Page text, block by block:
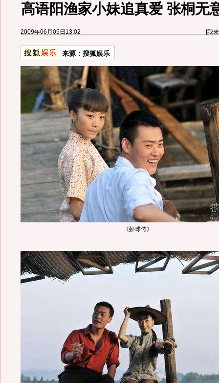
高语阳渔家小妹追真爱 张桐无
2009年06月05日13:02 [我
来源： 搜狐娱乐
《虾球传》